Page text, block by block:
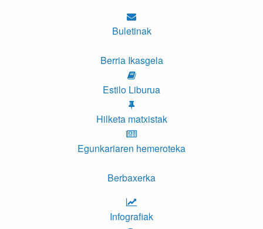
Buletinak
Berria Ikasgela
Estilo Liburua
Hilketa matxistak
Egunkariaren hemeroteka
Berbaxerka
Infografiak